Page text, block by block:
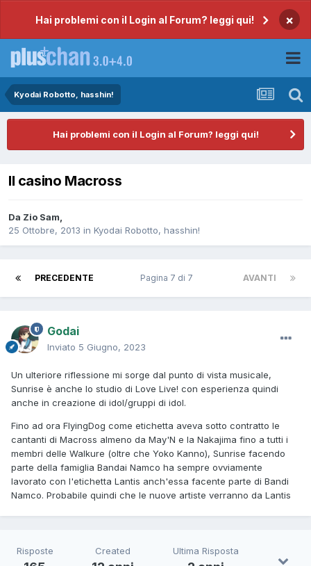
Hai problemi con il Login al Forum? leggi qui! ×
Kyodai Robotto, hasshin!
Hai problemi con il Login al Forum? leggi qui!
Il casino Macross
Da Zio Sam,
25 Ottobre, 2013 in Kyodai Robotto, hasshin!
PRECEDENTE AVANTI
Pagina 7 di 7
Godai
Inviato 5 Giugno, 2023
Un ulteriore riflessione mi sorge dal punto di vista musicale,
Sunrise è anche lo studio di Love Live! con esperienza quindi
anche in creazione di idol/gruppi di idol.
Fino ad ora FlyingDog come etichetta aveva sotto contratto le
cantanti di Macross almeno da May'N e la Nakajima fino a tutti i
membri delle Walkure (oltre che Yoko Kanno), Sunrise facendo
parte della famiglia Bandai Namco ha sempre ovviamente
lavorato con l'etichetta Lantis anch'essa facente parte di Bandi
Namco. Probabile quindi che le nuove artiste verranno da Lantis
Risposte Created Ultima Risposta